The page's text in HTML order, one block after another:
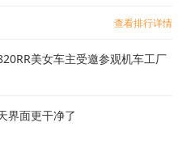
查看排行详情
美女车主受邀参观机车工厂
界面更干净了